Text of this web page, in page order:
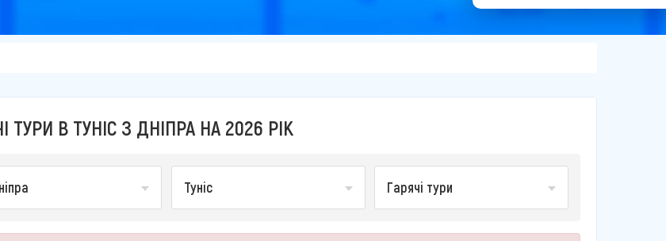
ТУРИ В ТУНІС З ДНІПРА НА 2026 РІК
Туніс Гарячі тури